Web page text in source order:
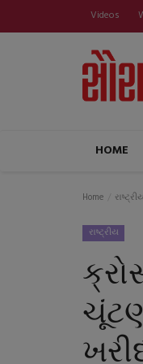
Videos
HOME
Home રાષ્ટ્રીય
રાષ્ટ્રીય